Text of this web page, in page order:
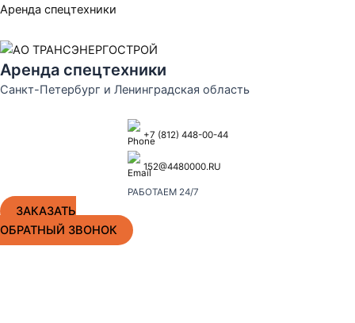
Перейти
содержимому
Аренда спецтехники
Аренда спецтехники
Санкт-Петербург и Ленинградская область
+7 (812) 448-00-44
152@4480000.RU
РАБОТАЕМ 24/7
ЗАКАЗАТЬ
ОБРАТНЫЙ ЗВОНОК